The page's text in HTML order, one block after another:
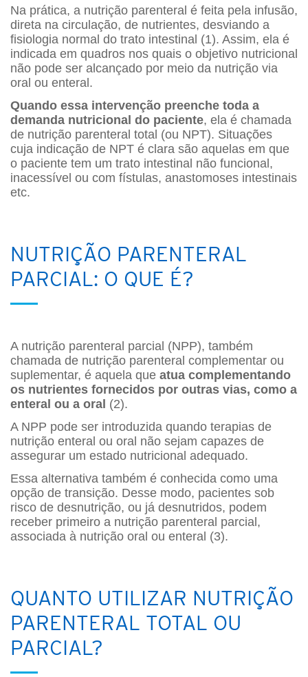
Na prática, a nutrição parenteral é feita pela infusão,
direta na circulação, de nutrientes, desviando a
fisiologia normal do trato intestinal (1). Assim, ela é
indicada em quadros nos quais o objetivo nutricional
não pode ser alcançado por meio da nutrição via
oral ou enteral.
Quando essa intervenção preenche toda a
demanda nutricional do paciente, ela é chamada
de nutrição parenteral total (ou NPT). Situações
cuja indicação de NPT é clara são aquelas em que
o paciente tem um trato intestinal não funcional,
inacessível ou com fístulas, anastomoses intestinais
etc.
NUTRIÇÃO PARENTERAL
PARCIAL: O QUE É?
A nutrição parenteral parcial (NPP), também
chamada de nutrição parenteral complementar ou
suplementar, é aquela que atua complementando
os nutrientes fornecidos por outras vias, como a
enteral ou a oral (2).
A NPP pode ser introduzida quando terapias de
nutrição enteral ou oral não sejam capazes de
assegurar um estado nutricional adequado.
Essa alternativa também é conhecida como uma
opção de transição. Desse modo, pacientes sob
risco de desnutrição, ou já desnutridos, podem
receber primeiro a nutrição parenteral parcial,
associada à nutrição oral ou enteral (3).
QUANTO UTILIZAR NUTRIÇÃO
PARENTERAL TOTAL OU
PARCIAL?